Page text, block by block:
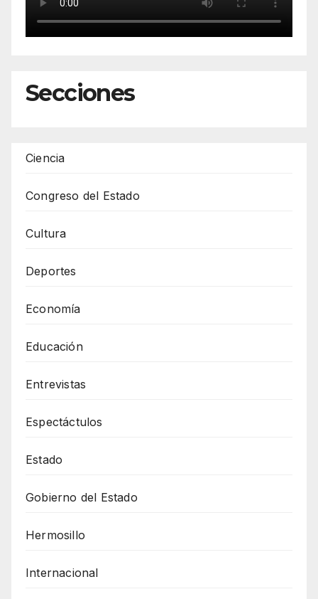
Secciones
Ciencia
Congreso del Estado
Cultura
Deportes
Economía
Educación
Entrevistas
Espectáctulos
Estado
Gobierno del Estado
Hermosillo
Internacional